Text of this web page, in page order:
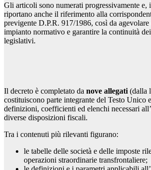
Gli articoli sono numerati progressivamente e,
riportano anche il riferimento alla
previgente D.P.R. 917/1986, così da
impianto normativo e garantire la continuità
legislativi.
Il decreto è completato da nove allegati (dalla
costituiscono parte integrante del Testo Unico
definizioni, coefficienti ed elenchi necessari
diverse disposizioni fiscali.
Tra i contenuti più rilevanti figurano:
le tabelle delle società e delle imposte
operazioni straordinarie transfrontaliere;